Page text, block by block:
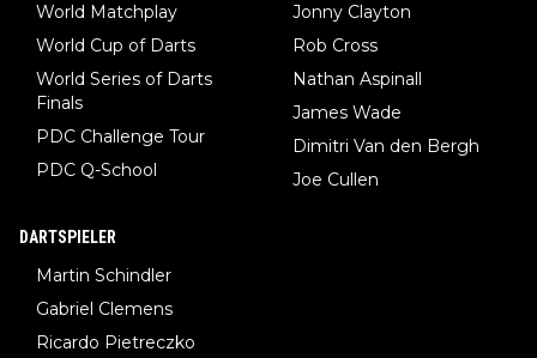
World Matchplay
World Cup of Darts
World Series of Darts
Finals
PDC Challenge Tour
PDC Q-School
Jonny Clayton
Rob Cross
Nathan Aspinall
James Wade
Dimitri Van den Bergh
Joe Cullen
DARTSPIELER
Martin Schindler
Gabriel Clemens
Ricardo Pietreczko